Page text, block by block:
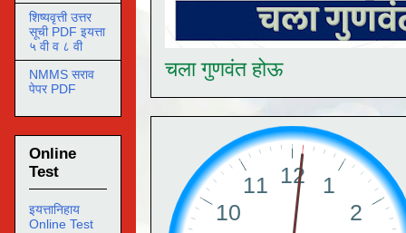
चला गुणवंत होऊ
शिष्यवृत्ती उत्तर
सूची PDF इयत्ता
५ वी व ८ वी
NMMS सराव
पेपर PDF
Online
Test
इयत्तानिहाय
Online Test